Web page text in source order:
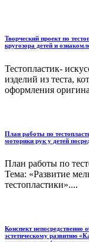
Творческий проект по
кругозора детей и
Тестопластик-
изделий из теста,
оформления
План работы по
моторики рук у детей
План работы по
Тема: «Развитие
тестопластики»....
Конспект непосредственно
эстетическому развитию